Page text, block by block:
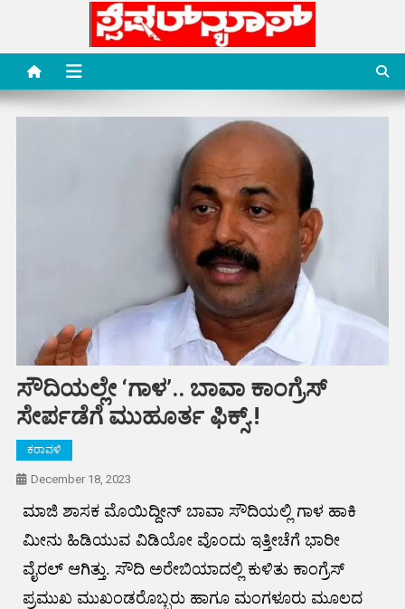
content
Special News Media
Special News Media
ಸೌದಿಯಲ್ಲೇ ‘ಗಾಳ’.. ಬಾವಾ ಕಾಂಗ್ರೆಸ್
ಸೇರ್ಪಡೆಗೆ ಮುಹೂರ್ತ ಫಿಕ್ಸ್.!
ಕರಾವಳಿ
December 18, 2023
ಮಾಜಿ ಶಾಸಕ ಮೊಯಿದ್ದೀನ್ ಬಾವಾ ಸೌದಿಯಲ್ಲಿ ಗಾಳ ಹಾಕಿ
ಮೀನು ಹಿಡಿಯುವ ವಿಡಿಯೋ ವೊಂದು ಇತ್ತೀಚೆಗೆ ಭಾರೀ
ವೈರಲ್ ಆಗಿತ್ತು. ಸೌದಿ ಅರೇಬಿಯಾದಲ್ಲಿ ಕುಳಿತು ಕಾಂಗ್ರೆಸ್
ಪ್ರಮುಖ ಮುಖಂಡರೊಬ್ಬರು ಹಾಗೂ ಮಂಗಳೂರು ಮೂಲದ